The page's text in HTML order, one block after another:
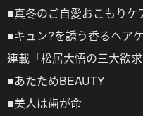
■真冬のご自愛おこもりケ
■キュン?を誘う香るヘア
連載「松居大悟の三大欲求
■あたためBEAUTY
■美人は歯が命